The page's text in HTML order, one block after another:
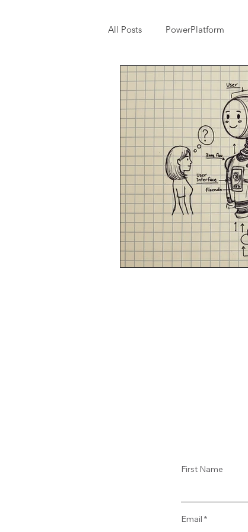
All Posts PowerPlatform
First Name
Email